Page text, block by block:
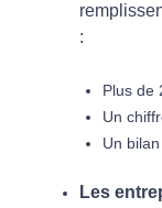
:
Plus de
Un
Un
Les